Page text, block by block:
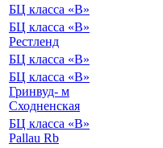
БЦ класса «B»
БЦ класса «B»
Рестленд
БЦ класса «B»
БЦ класса «B»
Гринвуд- м
Сходненская
БЦ класса «B»
Pallau Rb